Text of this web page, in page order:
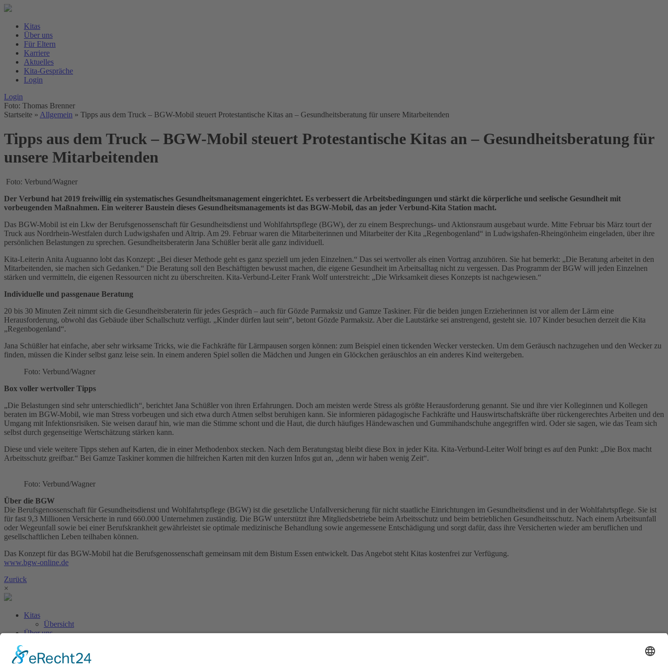
Kitas
Über uns
Für Eltern
Karriere
Aktuelles
Kita-Gespräche
Login
Login
Foto: Thomas Brenner
Startseite » Allgemein » Tipps aus dem Truck – BGW-Mobil steuert Protestantische Kitas an – Gesundheitsberatung für unsere Mitarbeitenden
Tipps aus dem Truck – BGW-Mobil steuert Protestantische Kitas an – Gesundheitsberatung für
unsere Mitarbeitenden
Foto: Verbund/Wagner
Der Verbund hat 2019 freiwillig ein systematisches Gesundheitsmanagement eingerichtet. Es verbessert die Arbeitsbedingungen und stärkt die körperliche und seelische Gesundheit mit
vorbeugenden Maßnahmen. Ein weiterer Baustein dieses Gesundheitsmanagements ist das BGW-Mobil, das an jeder Verbund-Kita Station macht.
Das BGW-Mobil ist ein Lkw der Berufsgenossenschaft für Gesundheitsdienst und Wohlfahrtspflege (BGW), der zu einem Besprechungs- und Aktionsraum ausgebaut wurde. Mitte Februar bis März tourt der
Truck aus Nordrhein-Westfalen durch Ludwigshafen und Altrip. Am 29. Februar waren die Mitarbeiterinnen und Mitarbeiter der Kita „Regenbogenland“ in Ludwigshafen-Rheingönheim eingeladen, über ihre
persönlichen Belastungen zu sprechen. Gesundheitsberaterin Jana Schüßler berät alle ganz individuell.
Kita-Leiterin Anita Auguanno lobt das Konzept: „Bei dieser Methode geht es ganz speziell um jeden Einzelnen.“ Das sei wertvoller als einen Vortrag anzuhören. Sie hat bemerkt: „Die Beratung arbeitet in den
Mitarbeitenden, sie machen sich Gedanken.“ Die Beratung soll den Beschäftigten bewusst machen, die eigene Gesundheit im Arbeitsalltag nicht zu vergessen. Das Programm der BGW will jeden Einzelnen
stärken und vermitteln, die eigenen Ressourcen nicht zu überschreiten. Kita-Verbund-Leiter Frank Wolf unterstreicht: „Die Wirksamkeit dieses Konzepts ist nachgewiesen.“
Individuelle und passgenaue Beratung
20 bis 30 Minuten Zeit nimmt sich die Gesundheitsberaterin für jedes Gespräch – auch für Gözde Parmaksiz und Gamze Taskiner. Für die beiden jungen Erzieherinnen ist vor allem der Lärm eine
Herausforderung, obwohl das Gebäude über Schallschutz verfügt. „Kinder dürfen laut sein“, betont Gözde Parmaksiz. Aber die Lautstärke sei anstrengend, gesteht sie. 107 Kinder besuchen derzeit die Kita
„Regenbogenland“.
Jana Schüßler hat einfache, aber sehr wirksame Tricks, wie die Fachkräfte für Lärmpausen sorgen können: zum Beispiel einen tickenden Wecker verstecken. Um dem Geräusch nachzugehen und den Wecker zu
finden, müssen die Kinder selbst ganz leise sein. In einem anderen Spiel sollen die Mädchen und Jungen ein Glöckchen geräuschlos an ein anderes Kind weitergeben.
Foto: Verbund/Wagner
Box voller wertvoller Tipps
„Die Belastungen sind sehr unterschiedlich“, berichtet Jana Schüßler von ihren Erfahrungen. Doch am meisten werde Stress als größte Herausforderung genannt. Sie und ihre vier Kolleginnen und Kollegen
beraten im BGW-Mobil, wie man Stress vorbeugen und sich etwa durch Atmen selbst beruhigen kann. Sie informieren pädagogische Fachkräfte und Hauswirtschaftskräfte über rückengerechtes Arbeiten und den
Umgang mit Infektionsrisiken. Sie weisen darauf hin, wie man die Stimme schont und die Haut, die durch häufiges Händewaschen und Gummihandschuhe angegriffen wird. Oder sie sagen, wie das Team sich
selbst durch gegenseitige Wertschätzung stärken kann.
Diese und viele weitere Tipps stehen auf Karten, die in einer Methodenbox stecken. Nach dem Beratungstag bleibt diese Box in jeder Kita. Kita-Verbund-Leiter Wolf bringt es auf den Punkt: „Die Box macht
Arbeitsschutz greifbar.“ Bei Gamze Taskiner kommen die hilfreichen Karten mit den kurzen Infos gut an, „denn wir haben wenig Zeit“.
Foto: Verbund/Wagner
Über die BGW
Die Berufsgenossenschaft für Gesundheitsdienst und Wohlfahrtspflege (BGW) ist die gesetzliche Unfallversicherung für nicht staatliche Einrichtungen im Gesundheitsdienst und in der Wohlfahrtspflege. Sie ist
für fast 9,3 Millionen Versicherte in rund 660.000 Unternehmen zuständig. Die BGW unterstützt ihre Mitgliedsbetriebe beim Arbeitsschutz und beim betrieblichen Gesundheitsschutz. Nach einem Arbeitsunfall
oder Wegeunfall sowie bei einer Berufskrankheit gewährleistet sie optimale medizinische Behandlung sowie angemessene Entschädigung und sorgt dafür, dass ihre Versicherten wieder am beruflichen und
gesellschaftlichen Leben teilhaben können.
Das Konzept für das BGW-Mobil hat die Berufsgenossenschaft gemeinsam mit dem Bistum Essen entwickelt. Das Angebot steht Kitas kostenfrei zur Verfügung.
www.bgw-online.de
Zurück
×
Kitas
Übersicht
Über uns
Suche nach neuen Fachkräften